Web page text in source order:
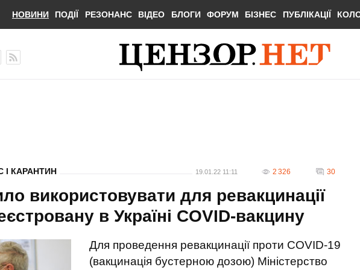
НОВИНИ ПОДІЇ РЕЗОНАНС ВІДЕО БЛОГИ ФОРУМ БІЗНЕС ПУБЛІКАЦІЇ
І КАРАНТИН 19.01.22 11:11 2 326 30
використовувати для ревакцинації
в Україні COVID-вакцину
Для проведення ревакцинації проти COVID-19
(вакцинація бустерною дозою) Міністерство